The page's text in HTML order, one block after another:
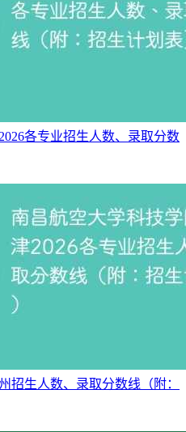
制 学费（元/年）
4500
4500
4500
4500
4500
4500
4500
各专业招生人数、录取分数
招生人数、录取分数线（附：